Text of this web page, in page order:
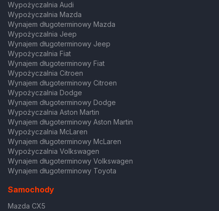
Wypożyczalnia Audi
Wypożyczalnia Mazda
Wynajem długoterminowy Mazda
Wypożyczalnia Jeep
Wynajem długoterminowy Jeep
Wypożyczalnia Fiat
Wynajem długoterminowy Fiat
Wypożyczalnia Citroen
Wynajem długoterminowy Citroen
Wypożyczalnia Dodge
Wynajem długoterminowy Dodge
Wypożyczalnia Aston Martin
Wynajem długoterminowy Aston Martin
Wypożyczalnia McLaren
Wynajem długoterminowy McLaren
Wypożyczalnia Volkswagen
Wynajem długoterminowy Volkswagen
Wynajem długoterminowy Toyota
Samochody
Mazda CX5